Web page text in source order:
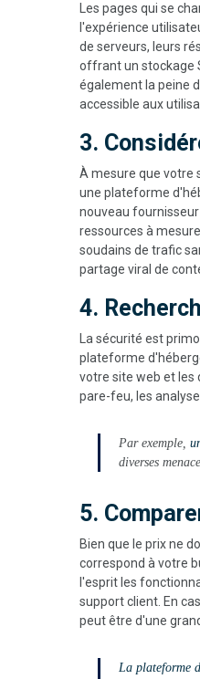
Les pages qui se
l'expérience
de serveurs, leurs
offrant un stockage
également la peine
accessible aux
3.
À mesure que votre
une plateforme
nouveau
ressources à
soudains de trafic
partage viral de
4.
La sécurité est
plateforme
votre site web et les
pare-feu, les
Par exemple,
diverses
5.
Bien que le prix ne
correspond à votre
l'esprit les
support client. En
peut être d'une
La plateforme